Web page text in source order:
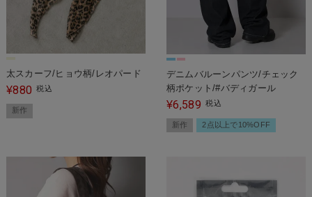
太スカーフ/ヒョウ柄/レオパード
¥880 税込
新作
デニムバルーンパンツ/チェック
柄ポケット/#バディガール
¥6,589 税込
新作 2点以上で10%OFF